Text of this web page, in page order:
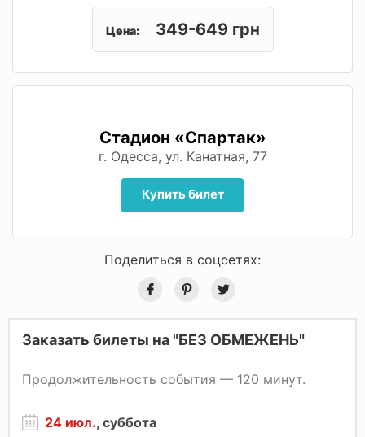
Цена: 349-649 грн
Стадион «Спартак»
г. Одесса, ул. Канатная, 77
Купить билет
Поделиться в соцсетях:
Заказать билеты на "БЕЗ ОБМЕЖЕНЬ"
Продолжительность события — 120 минут.
24 июл., суббота